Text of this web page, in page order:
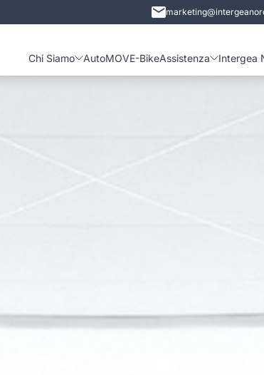
Chi Siamo AutoMOVE-BikeAssistenza Intergea